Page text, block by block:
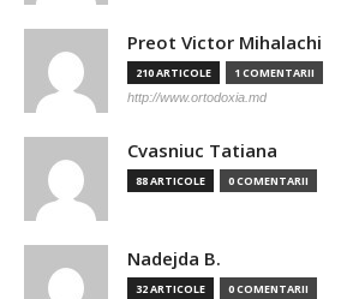
Preot Victor Mihalachi
210 ARTICOLE 1 COMENTARII
http://www.ortodoxia.md
Cvasniuc Tatiana
88 ARTICOLE 0 COMENTARII
Nadejda B.
32 ARTICOLE 0 COMENTARII